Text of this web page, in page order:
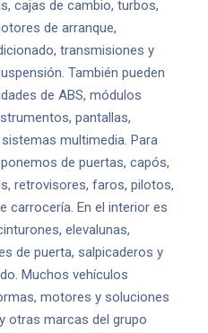
cajas de cambio, turbos,
de arranque,
transmisiones y
También pueden
de ABS, módulos
pantallas,
multimedia. Para
de puertas, capós,
retrovisores, faros, pilotos,
carrocería. En el interior es
elevalunas,
de puerta, salpicaderos y
Muchos vehículos
motores y soluciones
otras marcas del grupo